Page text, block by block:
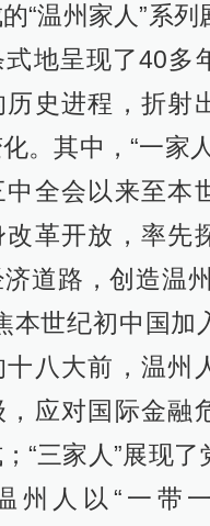
“温州家人”系列
地呈现了40多
史进程，折射
。其中，“一家
全会以来至本
革开放，率先
济道路，创造温
本世纪初中国加
十八大前，温州
应对国际金融
“三家人”展现了
州人以“一带